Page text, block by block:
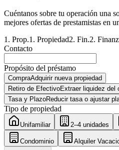
Cuéntanos sobre tu operación una
mejores ofertas de prestamistas en
1 . Prop.1 . Propiedad2. Fin.2.
Contacto
Propósito del préstamo
CompraAdquirir nueva propiedad
Retiro de EfectivoExtraer liquidez del
Tasa y PlazoReducir tasa o ajustar
Tipo de propiedad
Unifamiliar 2–4 unidades
Condominio Alquiler